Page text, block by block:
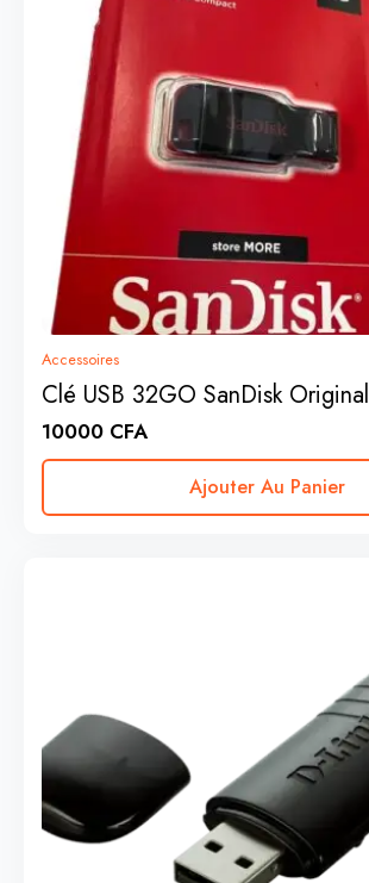
Accessoires
Clé USB 32GO SanDisk Original
10000 CFA
Ajouter Au Panier